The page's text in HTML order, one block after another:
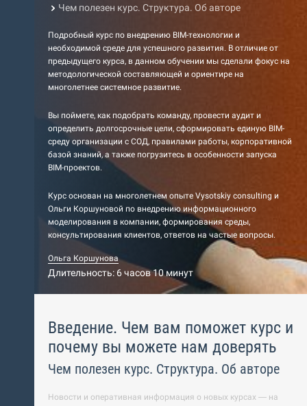
Чем полезен курс. Структура. Об авторе
Подробный курс по внедрению BIM-технологии и
необходимой среде для успешного развития. В отличие от
предыдущего курса, в данном обучении мы сделали фокус на
методологической составляющей и ориентире на
многолетнее системное развитие.
Вы поймете, как подобрать команду, провести аудит и
определить долгосрочные цели, сформировать единую BIM-
среду организации с СОД, правилами работы, корпоративной
базой знаний, а также погрузитесь в особенности запуска
BIM-проектов.
Курс основан на многолетнем опыте Vysotskiy consulting и
Ольги Коршуновой по внедрению информационного
моделирования в компании, формирования среды,
консультирования клиентов, ответов на частые вопросы.
Ольга Коршунова
Длительность: 6 часов 10 минут
Введение. Чем вам поможет курс и
почему вы можете нам доверять
Чем полезен курс. Структура. Об авторе
Новости и оперативная информация о новых курсах — на